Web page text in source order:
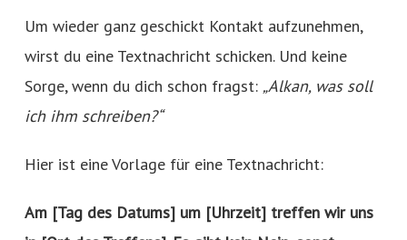
Um wieder ganz geschickt Kontakt aufzunehmen,
wirst du eine Textnachricht schicken. Und keine
Sorge, wenn du dich schon fragst: „Alkan, was soll
ich ihm schreiben?“
Hier ist eine Vorlage für eine Textnachricht:
Am [Tag des Datums] um [Uhrzeit] treffen wir uns